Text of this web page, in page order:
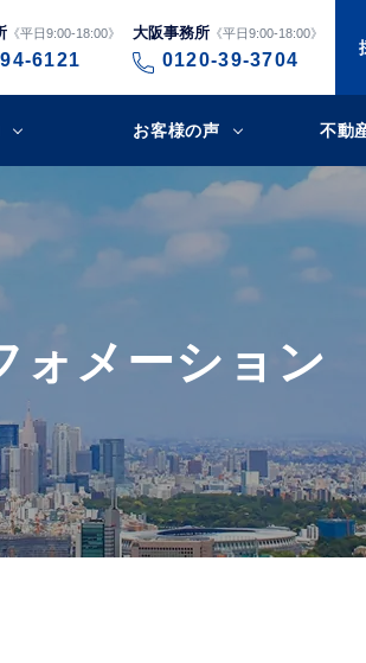
《平日9:00-18:00》
6121
大阪事務所《平日9:00-18:00》
0120-39-3704
お客様の声 不動
ォメーション